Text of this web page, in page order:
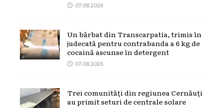
07.08.2026
Un bărbat din Transcarpatia, trimis în
judecată pentru contrabanda a 6 kg de
cocaină ascunse în detergent
07.08.2026
Trei comunități din regiunea Cernăuți
au primit seturi de centrale solare